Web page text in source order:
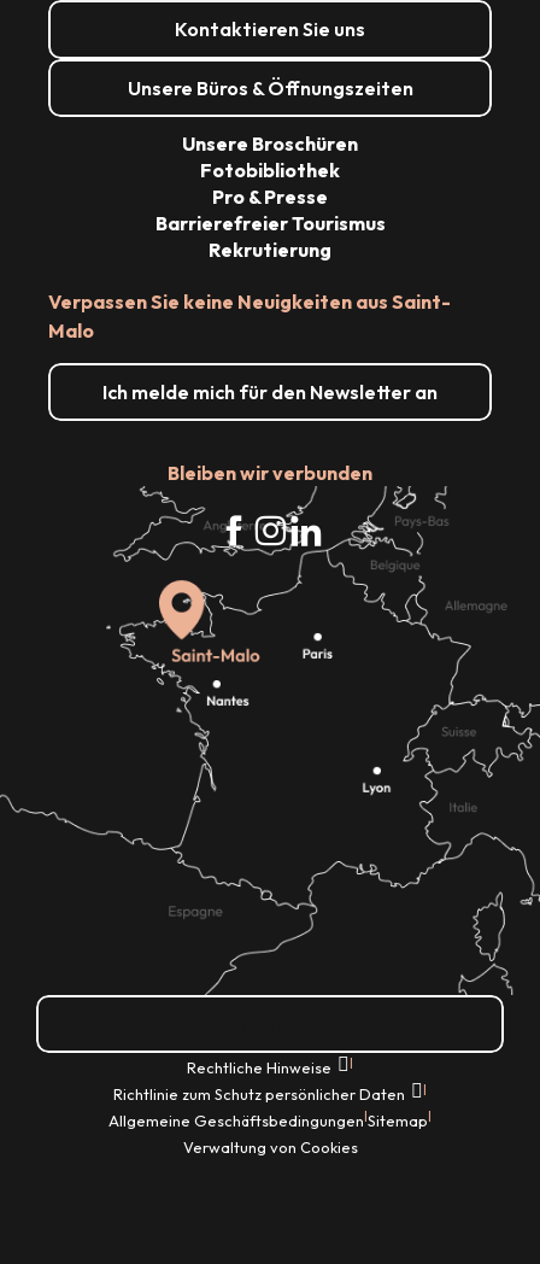
Kontaktieren Sie uns
Unsere Büros & Öffnungszeiten
Verpassen Sie keine Neuigkeiten aus Saint-
Malo
Ich melde mich für den Newsletter an
Bleiben wir verbunden
Unsere Broschüren
Fotobibliothek
Pro & Presse
Barrierefreier Tourismus
Rekrutierung
Rechtliche Hinweise |
Richtlinie zum Schutz persönlicher Daten |
Allgemeine Geschäftsbedingungen|Sitemap|
Verwaltung von Cookies